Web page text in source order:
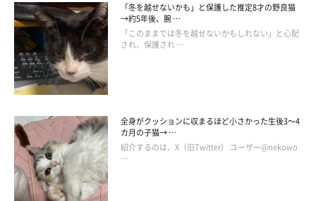
「冬を越せないかも」と保護した推定8才の野良猫
→約5年後、腕 …
「このままでは冬を越せないかもしれない」と心配
され、保護され …
全身がクッションに収まるほど小さかった生後3～4
カ月の子猫→ …
紹介するのは、X（旧Twitter） ユーザー@nekowo
…